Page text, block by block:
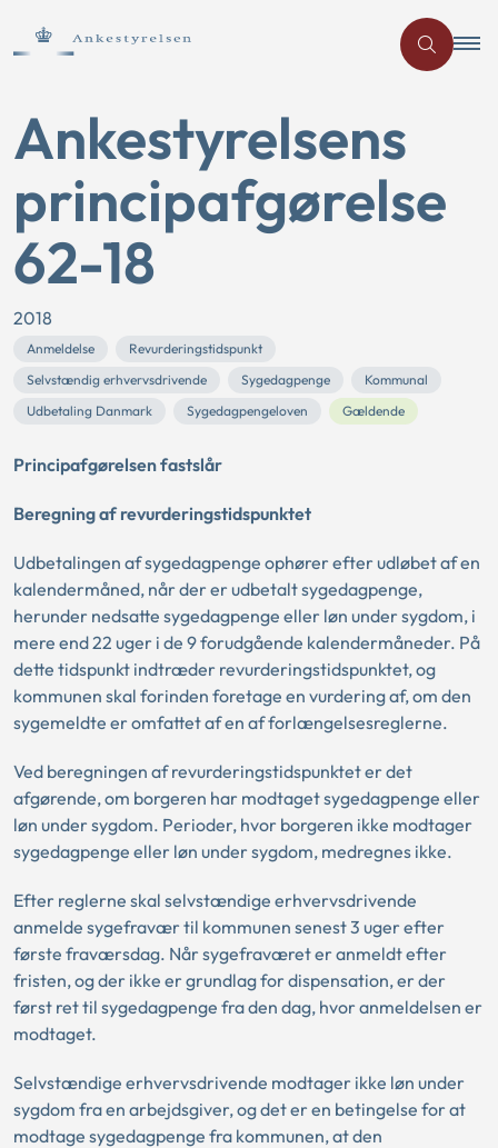
Ankestyrelsens
principafgørelse
62-18
2018
Anmeldelse
Revurderingstidspunkt
Selvstændig erhvervsdrivende
Sygedagpenge
Kommunal
Udbetaling Danmark
Sygedagpengeloven Gældende
Principafgørelsen fastslår
Beregning af revurderingstidspunktet
Udbetalingen af sygedagpenge ophører efter udløbet af en
kalendermåned, når der er udbetalt sygedagpenge,
herunder nedsatte sygedagpenge eller løn under sygdom, i
mere end 22 uger i de 9 forudgående kalendermåneder. På
dette tidspunkt indtræder revurderingstidspunktet, og
kommunen skal forinden foretage en vurdering af, om den
sygemeldte er omfattet af en af forlængelsesreglerne.
Ved beregningen af revurderingstidspunktet er det
afgørende, om borgeren har modtaget sygedagpenge eller
løn under sygdom. Perioder, hvor borgeren ikke modtager
sygedagpenge eller løn under sygdom, medregnes ikke.
Efter reglerne skal selvstændige erhvervsdrivende
anmelde sygefravær til kommunen senest 3 uger efter
første fraværsdag. Når sygefraværet er anmeldt efter
fristen, og der ikke er grundlag for dispensation, er der
først ret til sygedagpenge fra den dag, hvor anmeldelsen er
modtaget.
Selvstændige erhvervsdrivende modtager ikke løn under
sygdom fra en arbejdsgiver, og det er en betingelse for at
modtage sygedagpenge fra kommunen, at den